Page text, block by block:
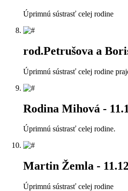
Úprimnú sústrasť celej rodine
rod.Petrušova a
Úprimnú sústrasť celej rodine
Rodina Mihová -
Úprimnú sústrasť celej rodine.
Martin Žemla -
Úprimnú sústrasť celej rodine